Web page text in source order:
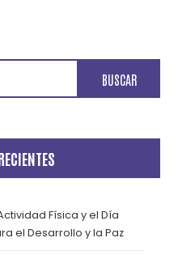
Física y el Día
el Desarrollo y la Paz